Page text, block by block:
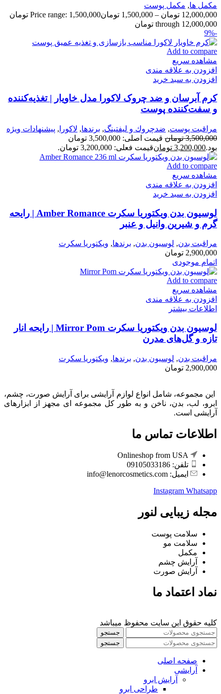
مكمل ها, مکمل پوست
12,000,000 تومان –
1,500,000 تومان
Price range: 1,500,000 تومان
through 12,000,000 تومان
-9%
Add to compare
مشاهده سریع
افزودن به علاقه مندی
افزودن به سبد خرید
کرم آبرسان و ضد چروک لاکورا مدل خاویار | تغذیه‌کننده
و سفت‌کننده پوست
مراقبت پوست, ضدچروك و ليفتينگ, برندها, لاكورا , پیشنهادات ویژه
3,500,000 تومان
قیمت اصلی: 3,500,000 تومان
بود.3,200,000 تومانقیمت فعلی: 3,200,000 تومان.
Add to compare
مشاهده سریع
افزودن به علاقه مندی
افزودن به سبد خرید
لوسیون بدن ویکتوریا سکرت Amber Romance | رایحه
گرم و شیرین وانیل و عنبر
مراقبت بدن, لوسیون بدن, برندها, ویکتوریا سکرت
2,900,000 تومان
اتمام موجودی
Add to compare
مشاهده سریع
افزودن به علاقه مندی
اطلاعات بیشتر
لوسیون بدن ویکتوریا سکرت Mirror Pom | رایحه انار
تازه و گل‌های مدرن
مراقبت بدن, لوسیون بدن, برندها, ویکتوریا سکرت
2,900,000 تومان
این مجموعه، شامل انواع لوازم آرایشی برای آرایش صورت، چشم،
ابرو، لب، بدن، ناخن و به طور کل مجموعه ای مجهز از ابزارهای
آرایشی است.
اطلاعات تماس ما
Onlineshop from USA
تلفن: 09105033186
ایمیل: info@lenorcosmetics.com
Instagram Whatsapp
مجله زیبایی لنور
سلامت پوست
سلامت مو
مکمل
آرایش چشم
آرایش صورت
نماد اعتماد ما
کلیه حقوق این سایت محفوظ میباشد
جستجو
جستجو
صفحه اصلی
آرایشی
آرايش ابرو
طراحی ابرو